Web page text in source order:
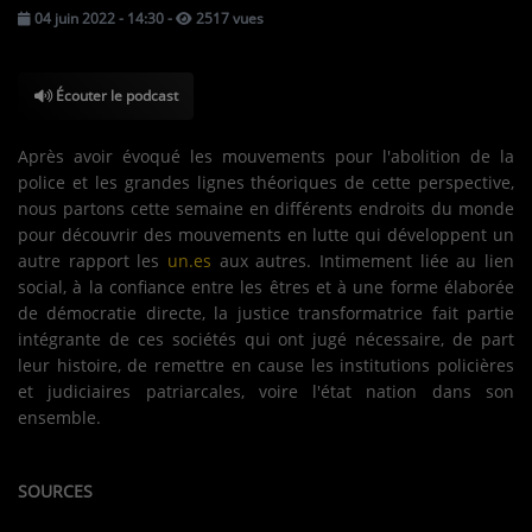
TOUS LES PODCASTS
LA RADIO
C'EST QUOI CETTE RADIO ?
LES ATELIERS PÉDAGOGIQUES
COMMUNIQUEZ SUR OUEST
TRACK
LA BOUTIQUE
PARTICIPEZ
LES JEUX-CONCOURS
04 juin 2022 - 14:30- 2517 vues
Écouter le podcast
Après avoir évoqué les mouvements pour l'abolition de la
police et les grandes lignes théoriques de cette perspective,
nous partons cette semaine en différents endroits du monde
pour découvrir des mouvements en lutte qui développent un
autre rapport les un.es aux autres. Intimement liée au lien
social, à la confiance entre les êtres et à une forme élaborée
de démocratie directe, la justice transformatrice fait partie
intégrante de ces sociétés qui ont jugé nécessaire, de part
leur histoire, de remettre en cause les institutions policières
et judiciaires patriarcales, voire l'état nation dans son
ensemble.
SOURCES